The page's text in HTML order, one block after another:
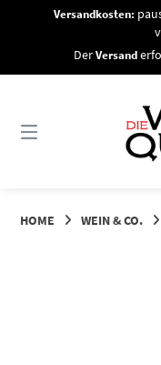
Versandkosten:
DerVersand
HOME WEIN & CO.